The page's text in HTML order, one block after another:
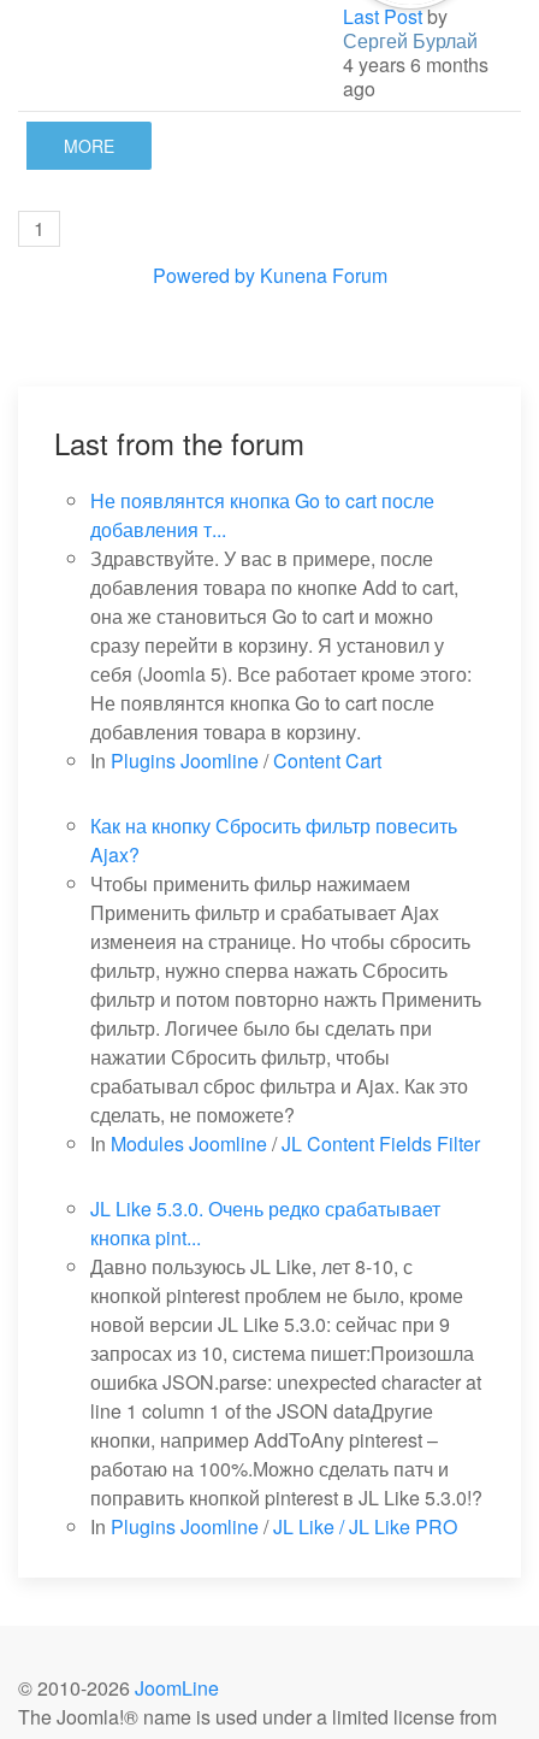
MORE
Last Postby
Сергей Бурлай
4 years 6 months
ago
1
Powered by Kunena Forum
Last from the forum
Не появлянтся кнопка Go to cart после
добавления т...
Здравствуйте. У вас в примере, после
добавления товара по кнопке Add to cart,
она же становиться Go to cart и можно
сразу перейти в корзину. Я установил у
себя (Joomla 5). Все работает кроме этого:
Не появлянтся кнопка Go to cart после
добавления товара в корзину.
In Plugins Joomline/Content Cart
Как на кнопку Сбросить фильтр повесить
Ajax?
Чтобы применить фильр нажимаем
Применить фильтр и срабатывает Ajax
изменеия на странице. Но чтобы сбросить
фильтр, нужно сперва нажать Сбросить
фильтр и потом повторно нажть Применить
фильтр. Логичее было бы сделать при
нажатии Сбросить фильтр, чтобы
срабатывал сброс фильтра и Ajax. Как это
сделать, не поможете?
In Modules Joomline/JL Content Fields Filter
JL Like 5.3.0. Очень редко срабатывает
кнопка pint...
Давно пользуюсь JL Like, лет 8-10, с
кнопкой pinterest проблем не было, кроме
новой версии JL Like 5.3.0: сейчас при 9
запросах из 10, система пишет:Произошла
ошибка JSON.parse: unexpected character at
line 1 column 1 of the JSON dataДругие
кнопки, например AddToAny pinterest –
работаю на 100%.Можно сделать патч и
поправить кнопкой pinterest в JL Like 5.3.0!?
In Plugins Joomline/JL Like / JL Like PRO
© 2010-2026 JoomLine
The Joomla!® name is used under a limited license from